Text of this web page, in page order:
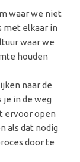
waar we niet
met elkaar in
waar we
houden
naar de
in de weg
ervoor open
als dat nodig
door te